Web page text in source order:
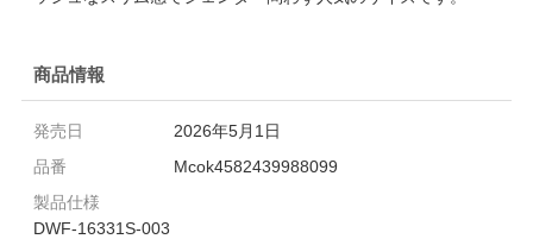
商品情報
発売日
2026年5月1日
品番
Mcok4582439988099
製品仕様
DWF-16331S-003